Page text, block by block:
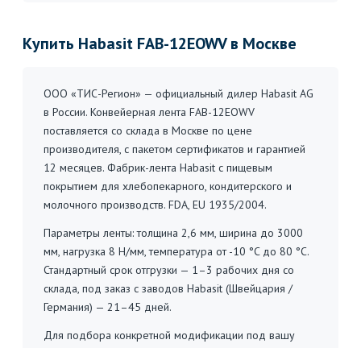
Купить Habasit FAB-12EOWV в Москве
ООО «ТИС-Регион» — официальный дилер Habasit AG
в России. Конвейерная лента FAB-12EOWV
поставляется со склада в Москве по цене
производителя, с пакетом сертификатов и гарантией
12 месяцев. Фабрик-лента Habasit с пищевым
покрытием для хлебопекарного, кондитерского и
молочного производств. FDA, EU 1935/2004.
Параметры ленты: толщина 2,6 мм, ширина до 3000
мм, нагрузка 8 Н/мм, температура от -10 °C до 80 °C.
Стандартный срок отгрузки — 1–3 рабочих дня со
склада, под заказ с заводов Habasit (Швейцария /
Германия) — 21–45 дней.
Для подбора конкретной модификации под вашу